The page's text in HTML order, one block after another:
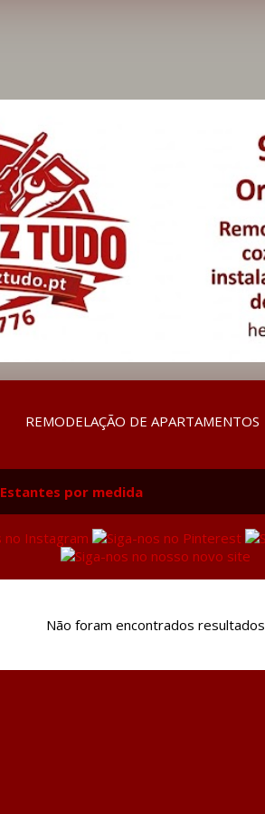
REMODELAÇÃO DE APARTAMENTOS
Estantes por medida
Não foram encontrados resultados